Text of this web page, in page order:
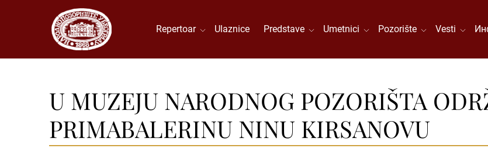
Repertoar Ulaznice Predstave Umetnici Pozorište Vesti
U MUZEJU NARODNOG POZORIŠTA
PRIMABALERINU NINU KIRSANOVU